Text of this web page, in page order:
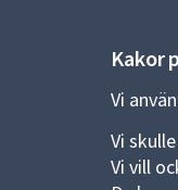
Kakor
Vi
Vi
Vi vill
E-post:
Fler